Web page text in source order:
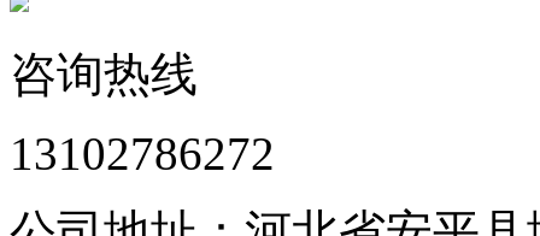
咨询热线
13102786272